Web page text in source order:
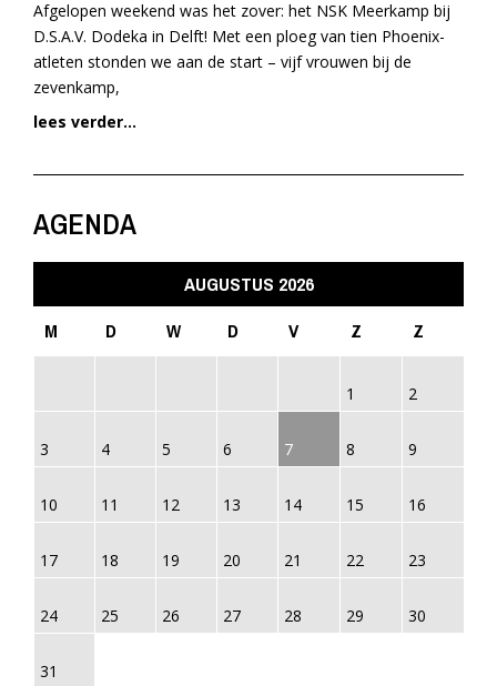
Afgelopen weekend was het zover: het NSK Meerkamp bij
D.S.A.V. Dodeka in Delft! Met een ploeg van tien Phoenix-
atleten stonden we aan de start – vijf vrouwen bij de
zevenkamp,
lees verder...
AGENDA
AUGUSTUS 2026
M
D W D V Z Z
1 2
3 4 5 6 7 8 9
10 11 12 13 14 15 16
17 18 19 20 21 22 23
24 25 26 27 28 29 30
31